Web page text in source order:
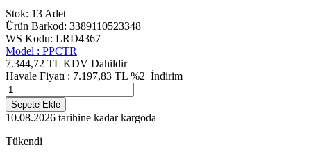
Stok: 13 Adet
Ürün Barkod: 3389110523348
WS Kodu: LRD4367
Model : PPCTR
7.344,72 TL KDV Dahildir
Havale Fiyatı : 7.197,83 TL %2 İndirim
Sepete Ekle
10.08.2026 tarihine kadar kargoda
Tükendi